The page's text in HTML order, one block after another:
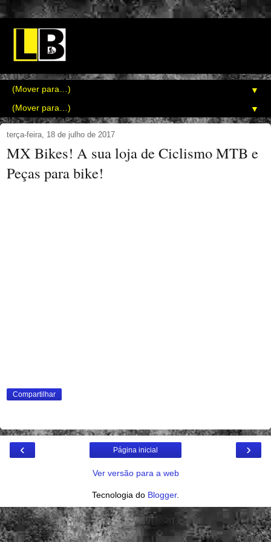
▼
▼
terça-feira, 18 de julho de 2017
MX Bikes! A sua loja de Ciclismo MTB e
Peças para bike!
Compartilhar
‹ ›
Página inicial
Ver versão para a web
Tecnologia do Blogger.